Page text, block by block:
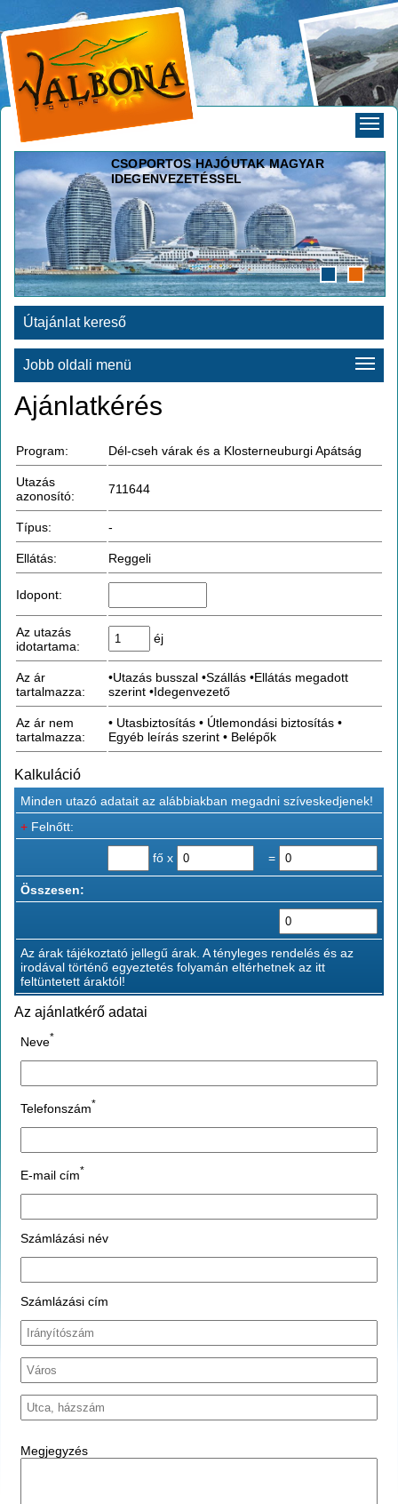
CSOPORTOS HAJÓUTAK MAGYAR
IDEGENVEZETÉSSEL
Útajánlat kereső
Jobb oldali menü
Ajánlatkérés
Program: Dél-cseh várak és a Klosterneuburgi Apátság
Utazás
azonosító:
711644
Típus: -
Ellátás: Reggeli
Idopont:
Az utazás
idotartama:
éj
Az ár
tartalmazza:
•Utazás busszal •Szállás •Ellátás megadott
szerint •Idegenvezető
Az ár nem
tartalmazza:
• Utasbiztosítás • Útlemondási biztosítás •
Egyéb leírás szerint • Belépők
Kalkuláció
Minden utazó adatait az alábbiakban megadni szíveskedjenek!
+ Felnőtt:
fő x =
Összesen:
Az árak tájékoztató jellegű árak. A tényleges rendelés és az
irodával történő egyeztetés folyamán eltérhetnek az itt
feltüntetett áraktól!
Az ajánlatkérő adatai
Neve*
Telefonszám*
E-mail cím*
Számlázási név
Számlázási cím
Megjegyzés